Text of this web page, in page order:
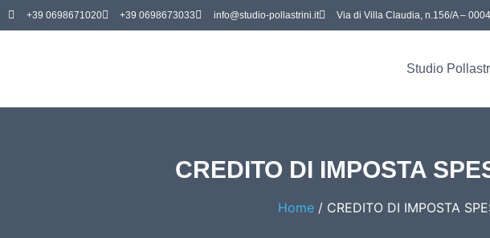
+39 0698671020 +39 0698673033 info@studio-pollastrini.it Via di Villa Claudia, n.156/A –
Studio
CREDITO DI IMPOSTA
Home / CREDITO DI IMPOSTA